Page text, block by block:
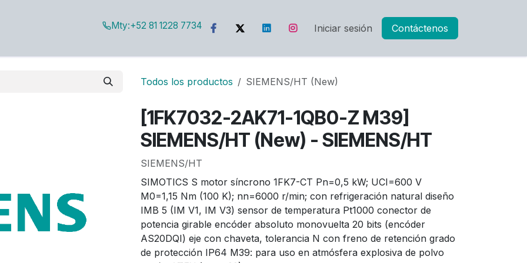
Mty:+52 81 1228 7734 Iniciar sesión Contáctenos
Todos los productos SIEMENS/HT (New)
[1FK7032-2AK71-1QB0-Z M39]
SIEMENS/HT (New) - SIEMENS/HT
SIEMENS/HT
SIMOTICS S motor síncrono 1FK7-CT Pn=0,5 kW; UCI=600 V
M0=1,15 Nm (100 K); nn=6000 r/min; con refrigeración natural diseño
IMB 5 (IM V1, IM V3) sensor de temperatura Pt1000 conector de
potencia girable encóder absoluto monovuelta 20 bits (encóder
AS20DQI) eje con chaveta, tolerancia N con freno de retención grado
de protección IP64 M39: para uso en atmósfera explosiva de polvo